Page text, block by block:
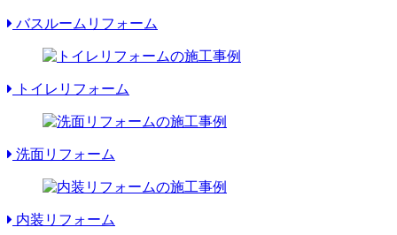
バスルームリフォーム
トイレリフォーム
洗面リフォーム
内装リフォーム